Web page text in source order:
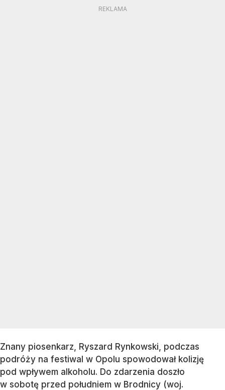
Znany piosenkarz, Ryszard Rynkowski, podczas
podróży na festiwal w Opolu spowodował kolizję
pod wpływem alkoholu. Do zdarzenia doszło
w sobotę przed południem w Brodnicy (woj.